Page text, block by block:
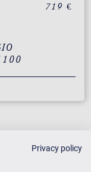
719 €
Privacy policy